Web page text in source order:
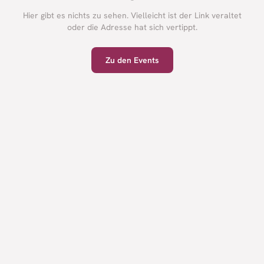
Hier gibt es nichts zu sehen. Vielleicht ist der Link veraltet
oder die Adresse hat sich vertippt.
Zu den Events